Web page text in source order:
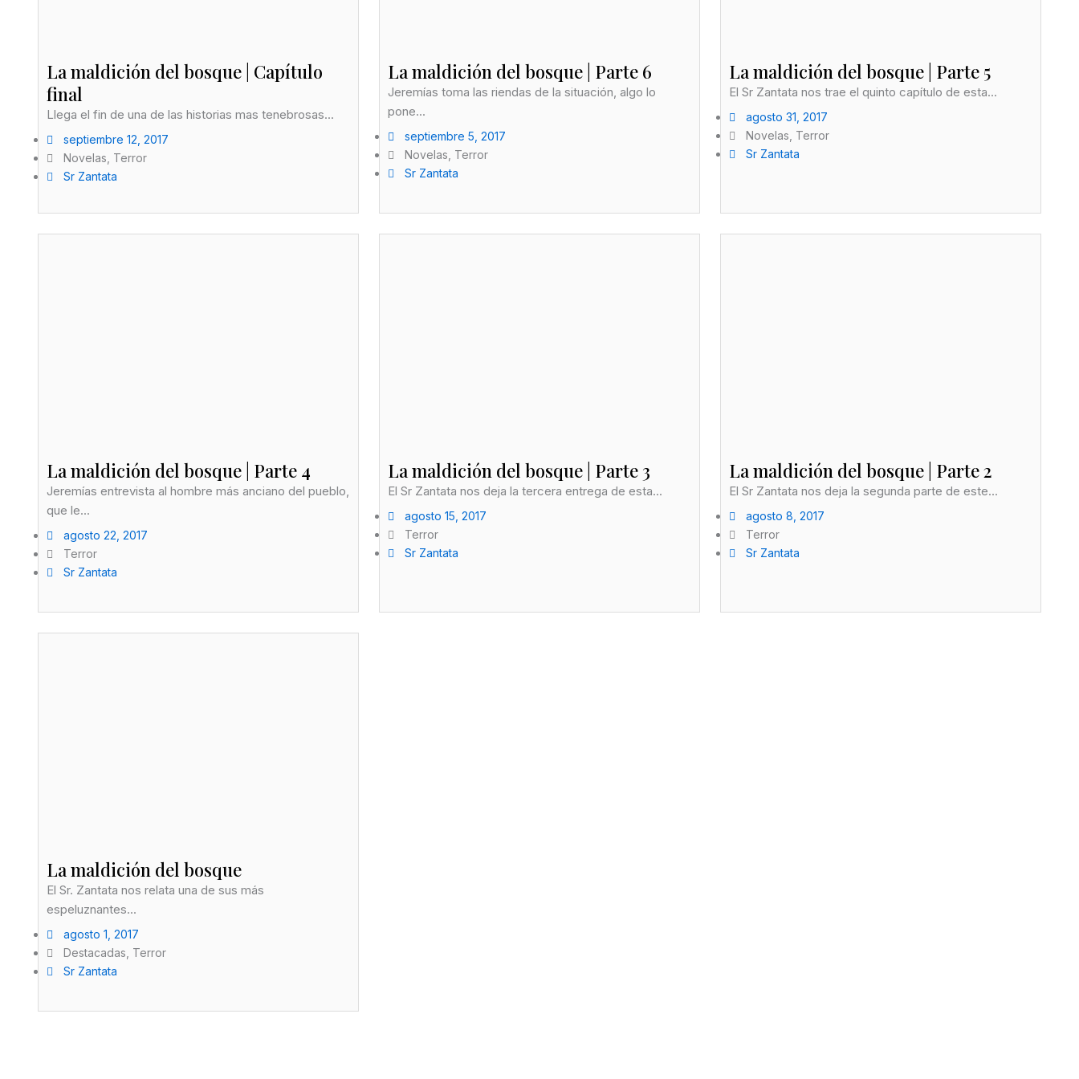
La maldición del bosque | Capítulo
final
Llega el fin de una de las historias mas tenebrosas...
septiembre 12, 2017
Novelas Terror
Sr Zantata
La maldición del bosque | Parte 6
Jeremías toma las riendas de la situación, algo lo
pone...
septiembre 5, 2017
Novelas Terror
Sr Zantata
La maldición del bosque | Parte 5
El Sr Zantata nos trae el quinto capítulo de esta...
agosto 31, 2017
Novelas Terror
Sr Zantata
La maldición del bosque | Parte 4
Jeremías entrevista al hombre más anciano del pueblo,
que le...
agosto 22, 2017
Terror
Sr Zantata
La maldición del bosque | Parte 3
El Sr Zantata nos deja la tercera entrega de esta...
agosto 15, 2017
Terror
Sr Zantata
La maldición del bosque | Parte 2
El Sr Zantata nos deja la segunda parte de este...
agosto 8, 2017
Terror
Sr Zantata
La maldición del bosque
El Sr. Zantata nos relata una de sus más
espeluznantes...
agosto 1, 2017
Destacadas Terror
Sr Zantata